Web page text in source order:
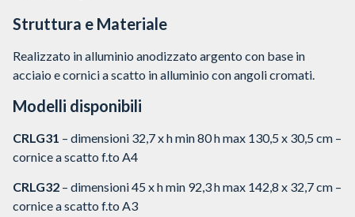
Struttura e Materiale
Realizzato in alluminio anodizzato argento con base in
acciaio e cornici a scatto in alluminio con angoli cromati.
Modelli disponibili
CRLG31 – dimensioni 32,7 x h min 80 h max 130,5 x 30,5 cm –
cornice a scatto f.to A4
CRLG32 – dimensioni 45 x h min 92,3 h max 142,8 x 32,7 cm –
cornice a scatto f.to A3